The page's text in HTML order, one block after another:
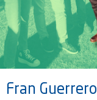
Fran Guerrero